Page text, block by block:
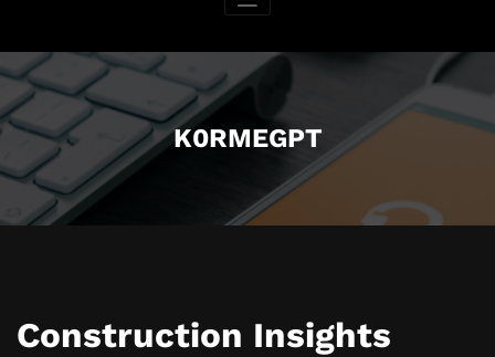
K0RMEGPT
Construction Insights